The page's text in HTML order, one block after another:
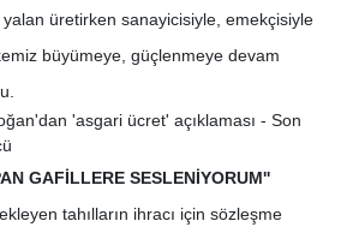
üretirken sanayicisiyle, emekçisiyle
büyümeye, güçlenmeye devam
GAFİLLERE SESLENİYORUM''
tahılların ihracı için sözleşme